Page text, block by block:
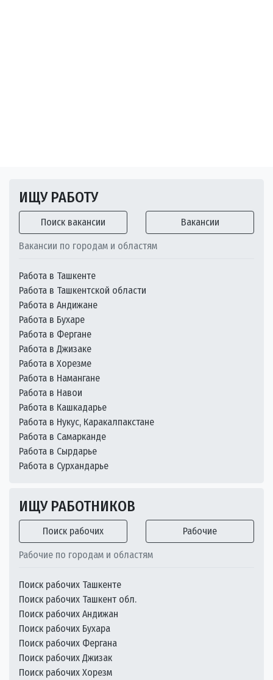
ИЩУ РАБОТУ
Поиск вакансии Вакансии
Вакансии по городам и областям
Работа в Ташкенте
Работа в Ташкентской области
Работа в Андижане
Работа в Бухаре
Работа в Фергане
Работа в Джизаке
Работа в Хорезме
Работа в Намангане
Работа в Навои
Работа в Кашкадарье
Работа в Нукус, Каракалпакстане
Работа в Самарканде
Работа в Сырдарье
Работа в Сурхандарье
ИЩУ РАБОТНИКОВ
Поиск рабочих Рабочие
Рабочие по городам и областям
Поиск рабочих Ташкенте
Поиск рабочих Ташкент обл.
Поиск рабочих Андижан
Поиск рабочих Бухара
Поиск рабочих Фергана
Поиск рабочих Джизак
Поиск рабочих Хорезм